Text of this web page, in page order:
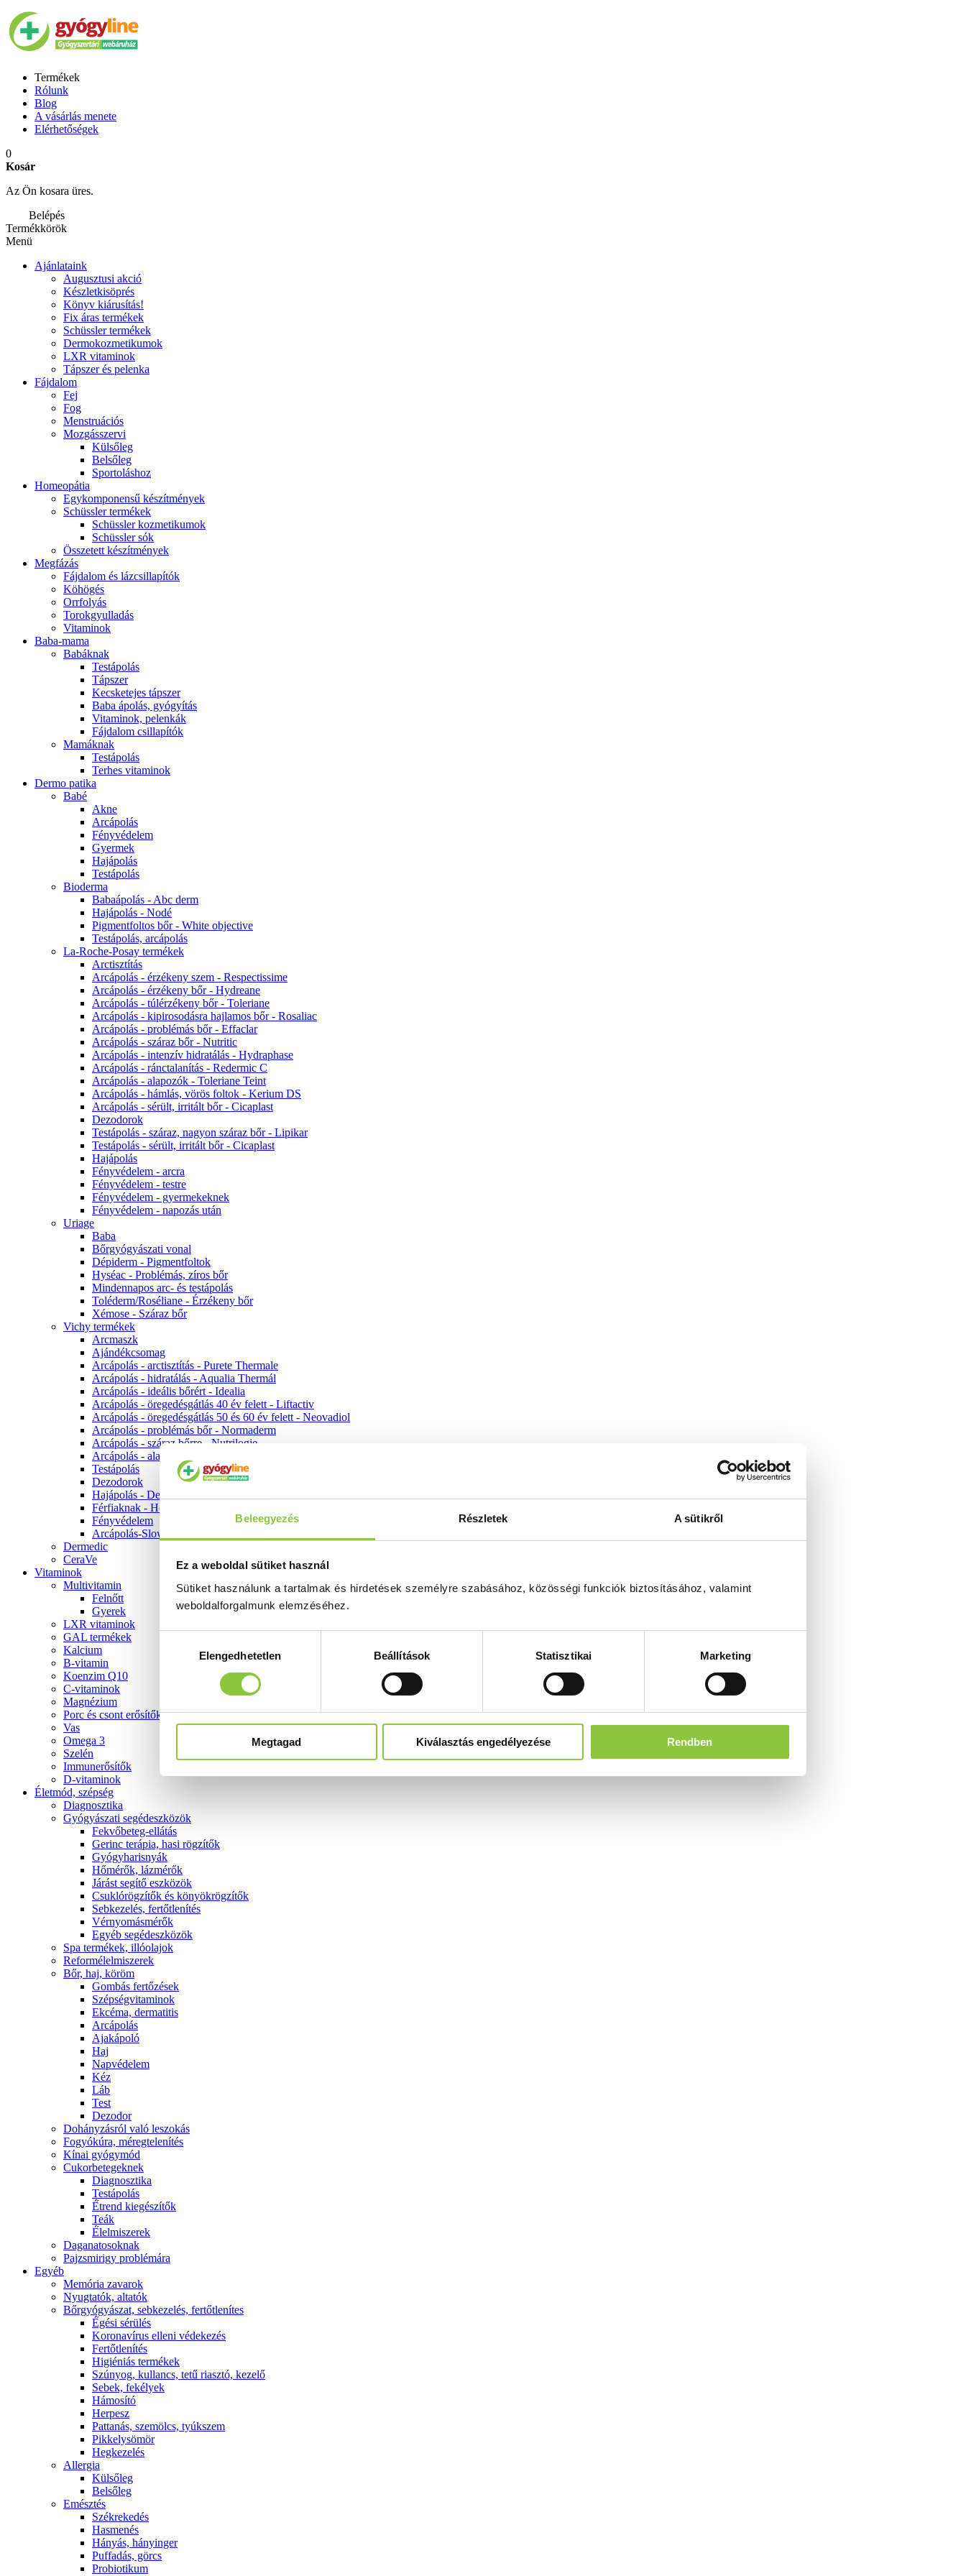
Beleegyezés Részletek A sütikről
Ez a weboldal sütiket használ
Sütiket használunk a tartalmak és hirdetések személyre szabásához, közösségi funkciók biztosításához, valamint
weboldalforgalmunk elemzéséhez.
kiválasztásaElengedhetetlen Beállítások Statisztikai Marketing
Megtagad Kiválasztás engedélyezése Rendben
Termékek
Rólunk
Blog
A vásárlás menete
Elérhetőségek
0
Kosár
Az Ön kosara üres.
Belépés
Termékkörök
Menü
Ajánlataink
Augusztusi akció
Készletkisöprés
Könyv kiárusítás!
Fix áras termékek
Schüssler termékek
Dermokozmetikumok
LXR vitaminok
Tápszer és pelenka
Fájdalom
Fej
Fog
Menstruációs
Mozgásszervi
Külsőleg
Belsőleg
Sportoláshoz
Homeopátia
Egykomponensű készítmények
Schüssler termékek
Schüssler kozmetikumok
Schüssler sók
Összetett készítmények
Megfázás
Fájdalom és lázcsillapítók
Köhögés
Orrfolyás
Torokgyulladás
Vitaminok
Baba-mama
Babáknak
Testápolás
Tápszer
Kecsketejes tápszer
Baba ápolás, gyógyítás
Vitaminok, pelenkák
Fájdalom csillapítók
Mamáknak
Testápolás
Terhes vitaminok
Dermo patika
Babé
Akne
Arcápolás
Fényvédelem
Gyermek
Hajápolás
Testápolás
Bioderma
Babaápolás - Abc derm
Hajápolás - Nodé
Pigmentfoltos bőr - White objective
Testápolás, arcápolás
La-Roche-Posay termékek
Arctisztítás
Arcápolás - érzékeny szem - Respectissime
Arcápolás - érzékeny bőr - Hydreane
Arcápolás - túlérzékeny bőr - Toleriane
Arcápolás - kipirosodásra hajlamos bőr - Rosaliac
Arcápolás - problémás bőr - Effaclar
Arcápolás - száraz bőr - Nutritic
Arcápolás - intenzív hidratálás - Hydraphase
Arcápolás - ránctalanítás - Redermic C
Arcápolás - alapozók - Toleriane Teint
Arcápolás - hámlás, vörös foltok - Kerium DS
Arcápolás - sérült, irritált bőr - Cicaplast
Dezodorok
Testápolás - száraz, nagyon száraz bőr - Lipikar
Testápolás - sérült, irritált bőr - Cicaplast
Hajápolás
Fényvédelem - arcra
Fényvédelem - testre
Fényvédelem - gyermekeknek
Fényvédelem - napozás után
Uriage
Baba
Bőrgyógyászati vonal
Dépiderm - Pigmentfoltok
Hyséac - Problémás, zíros bőr
Mindennapos arc- és testápolás
Toléderm/Roséliane - Érzékeny bőr
Xémose - Száraz bőr
Vichy termékek
Arcmaszk
Ajándékcsomag
Arcápolás - arctisztítás - Purete Thermale
Arcápolás - hidratálás - Aqualia Thermál
Arcápolás - ideális bőrért - Idealia
Arcápolás - öregedésgátlás 40 év felett - Liftactiv
Arcápolás - öregedésgátlás 50 és 60 év felett - Neovadiol
Arcápolás - problémás bőr - Normaderm
Arcápolás - száraz bőrre - Nutrilogie
Arcápolás - alapozók
Testápolás
Dezodorok
Hajápolás - Dercos
Férfiaknak - Homme
Fényvédelem
Arcápolás-Slow Age
Dermedic
CeraVe
Vitaminok
Multivitamin
Felnőtt
Gyerek
LXR vitaminok
GAL termékek
Kalcium
B-vitamin
Koenzim Q10
C-vitaminok
Magnézium
Porc és csont erősítők
Vas
Omega 3
Szelén
Immunerősítők
D-vitaminok
Életmód, szépség
Diagnosztika
Gyógyászati segédeszközök
Fekvőbeteg-ellátás
Gerinc terápia, hasi rögzítők
Gyógyharisnyák
Hőmérők, lázmérők
Járást segítő eszközök
Csuklórögzítők és könyökrögzítők
Sebkezelés, fertőtlenítés
Vérnyomásmérők
Egyéb segédeszközök
Spa termékek, illóolajok
Reformélelmiszerek
Bőr, haj, köröm
Gombás fertőzések
Szépségvitaminok
Ekcéma, dermatitis
Arcápolás
Ajakápoló
Haj
Napvédelem
Kéz
Láb
Test
Dezodor
Dohányzásról való leszokás
Fogyókúra, méregtelenítés
Kínai gyógymód
Cukorbetegeknek
Diagnosztika
Testápolás
É́trend kiegészítők
Teák
É́lelmiszerek
Daganatosoknak
Pajzsmirigy problémára
Egyéb
Memória zavarok
Nyugtatók, altatók
Bőrgyógyászat, sebkezelés, fertőtlenítes
É́gési sérülés
Koronavírus elleni védekezés
Fertőtlenítés
Higiéniás termékek
Szúnyog, kullancs, tetű riasztó, kezelő
Sebek, fekélyek
Hámosító
Herpesz
Pattanás, szemölcs, tyúkszem
Pikkelysömör
Hegkezelés
Allergia
Külsőleg
Belsőleg
Emésztés
Székrekedés
Hasmenés
Hányás, hányinger
Puffadás, görcs
Probiotikum